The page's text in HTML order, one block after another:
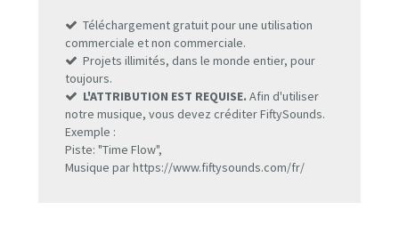
Téléchargement gratuit pour une utilisation
commerciale et non commerciale.
Projets illimités, dans le monde entier, pour
toujours.
L'ATTRIBUTION EST REQUISE. Afin d'utiliser
notre musique, vous devez créditer FiftySounds.
Exemple :
Piste: "Time Flow",
Musique par https://www.fiftysounds.com/fr/